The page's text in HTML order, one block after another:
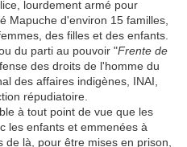
lourdement armé pour
Mapuche d'environ 15 familles,
des filles et des enfants.
du parti au pouvoir "Frente de
des droits de l'homme du
des affaires indigènes, INAI,
répudiatoire.
à tout point de vue que les
les enfants et emmenées à
de là, pour être mises en prison,